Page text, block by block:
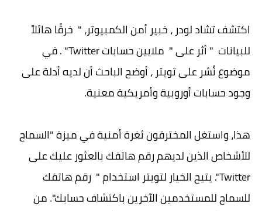
اكتشف تشاد لودر ، خبير أمن الكمبيوتر، " خرقًا هائلاً
للبيانات " أثر على " ملايين حسابات Twitter" . في
موضوع نُشر على تويتر ، أوضح الباحث أن لديه أدلة على
وجود حسابات أوروبية وأمريكية معنية.
هذا، واستغل المخترقون ثغرة أمنية في ميزة "السماح
للأشخاص الذين لديهم رقم هاتفك بالعثور عليك على
Twitter". يتيح الخيار لتويتر استخدام " رقم هاتفك
للسماح للمستخدمين الآخرين باكتشاف حسابك". من